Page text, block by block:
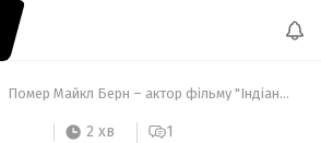
Помер Майкл Берн – актор фільму "Індіана Джонс і останній хрестовий похід"
2 хв 1